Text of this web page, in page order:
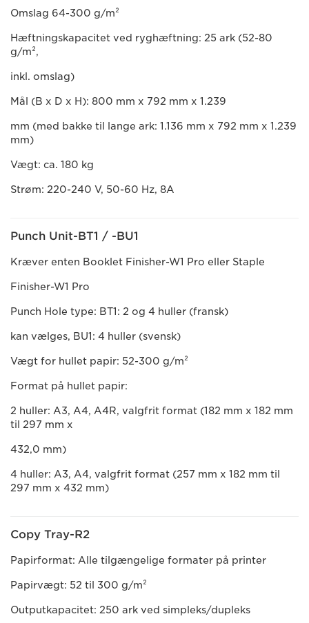
Omslag 64-300 g/m²
Hæftningskapacitet ved ryghæftning: 25 ark (52-80
g/m²,
inkl. omslag)
Mål (B x D x H): 800 mm x 792 mm x 1.239
mm (med bakke til lange ark: 1.136 mm x 792 mm x 1.239
mm)
Vægt: ca. 180 kg
Strøm: 220-240 V, 50-60 Hz, 8A
Punch Unit-BT1 / -BU1
Kræver enten Booklet Finisher-W1 Pro eller Staple
Finisher-W1 Pro
Punch Hole type: BT1: 2 og 4 huller (fransk)
kan vælges, BU1: 4 huller (svensk)
Vægt for hullet papir: 52-300 g/m²
Format på hullet papir:
2 huller: A3, A4, A4R, valgfrit format (182 mm x 182 mm
til 297 mm x
432,0 mm)
4 huller: A3, A4, valgfrit format (257 mm x 182 mm til
297 mm x 432 mm)
Copy Tray-R2
Papirformat: Alle tilgængelige formater på printer
Papirvægt: 52 til 300 g/m²
Outputkapacitet: 250 ark ved simpleks/dupleks